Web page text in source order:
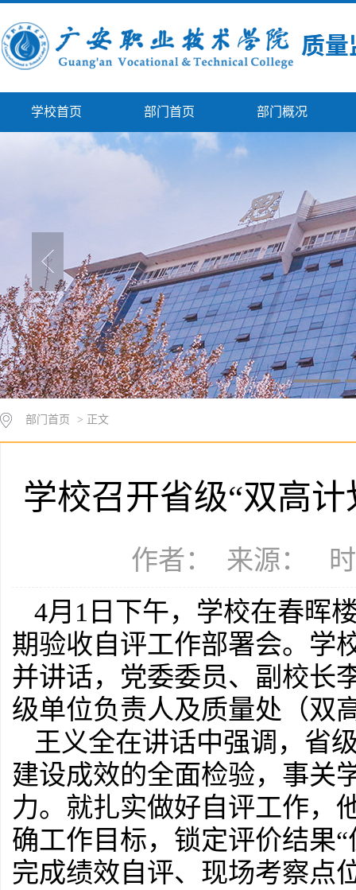
学校首页 部门首页 部门概况
部门首页 > 正文
学校召开省级“双高
作者： 来源： 时
4月1日下午，学校在春晖
期验收自评工作部署会。学
并讲话，党委委员、副校长
级单位负责人及质量处（双
王义全在讲话中强调，省
建设成效的全面检验，事关
力。就扎实做好自评工作，
确工作目标，锁定评价结果
完成绩效自评、现场考察点